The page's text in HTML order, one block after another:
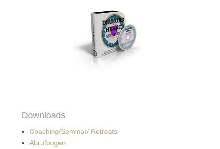
Downloads
Coaching/Seminar/ Retreats
Abrufbogen